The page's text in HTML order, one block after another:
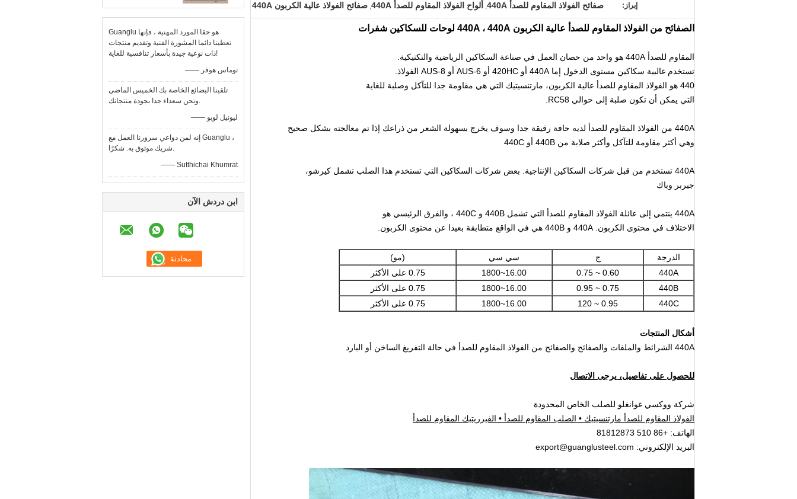
Guanglu هو حقا المورد المهنية ، فإنها
تعطينا دائما المشورة الفنية وتقديم منتجات
ذات نوعية جيدة بأسعار تنافسية للغاية!
—— توماس هوفر
تلقينا البضائع الخاصة بك الخميس الماضي
ونحن سعداء جدا بجودة منتجاتك.
—— ليونيل لوبو
إنه لمن دواعي سرورنا العمل مع Guanglu ،
شريك موثوق به. شكرًا.
—— Sutthichai Khumrat
ابن دردش الآن
إبراز: صفائح الفولاذ المقاوم للصدأ 440A , ألواح الفولاذ المقاوم للصدأ 440A , صفائح الفولاذ عالية الكربون 440A
الصفائح من الفولاذ المقاوم للصدأ عالية الكربون 440A ، 440A لوحات للسكاكين شفرات
المقاوم للصدأ 440A هو واحد من حصان العمل في صناعة السكاكين الرياضية والتكتيكية.
تستخدم غالبية سكاكين مستوى الدخول إما 440A أو 420HC أو AUS-6 أو AUS-8 الفولاذ.
440 هو الفولاذ المقاوم للصدأ عالية الكربون، مارتنسيتيك التي هي مقاومة جدا للتآكل وصلبة للغاية
التي يمكن أن تكون صلبة إلى حوالي RC58.
440A من الفولاذ المقاوم للصدأ لديه حافة رقيقة جدا وسوف يخرج بسهولة الشعر من ذراعك إذا تم معالجته بشكل صحيح
وهي أكثر مقاومة للتآكل وأكثر صلابة من 440B أو 440C
440A تستخدم من قبل شركات السكاكين الإنتاجية. بعض شركات السكاكين التي تستخدم هذا الصلب تشمل كيرشو،
جيربر وباك
440A ينتمي إلى عائلة الفولاذ المقاوم للصدأ التي تشمل 440B و 440C ، والفرق الرئيسي هو
الاختلاف في محتوى الكربون. 440A و 440B هي في الواقع متطابقة بعيدا عن محتوى الكربون.
الدرجة ج سي سي
(مو)
440A
0.60 ~ 0.75
16.00~1800
0.75 على الأكثر
440B
0.75 ~ 0.95
16.00~1800
0.75 على الأكثر
440C
0.95 ~ 120
16.00~1800 0.75 على الأكثر
أشكال المنتجات
440A الشرائط والملفات والصفائح والصفائح من الفولاذ المقاوم للصدأ في حالة التفريغ الساخن أو البارد
للحصول على تفاصيل، يرجى الاتصال
شركة ووكسي غوانغلو للصلب الخاص المحدودة
الفولاذ المقاوم للصدأ مارتنسيتيك • الصلب المقاوم للصدأ • الفيرريتيك المقاوم للصدأ
الهاتف: +86 510 81812873
البريد الإلكتروني: export@guanglusteel.com